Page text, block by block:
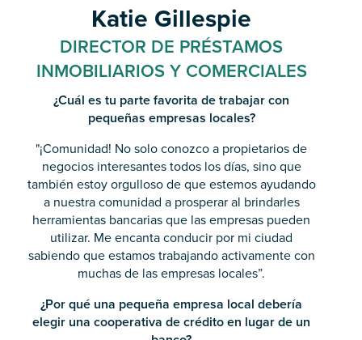
Katie Gillespie
DIRECTOR DE PRÉSTAMOS
INMOBILIARIOS Y COMERCIALES
¿Cuál es tu parte favorita de trabajar con
pequeñas empresas locales?
"¡Comunidad! No solo conozco a propietarios de
negocios interesantes todos los días, sino que
también estoy orgulloso de que estemos ayudando
a nuestra comunidad a prosperar al brindarles
herramientas bancarias que las empresas pueden
utilizar. Me encanta conducir por mi ciudad
sabiendo que estamos trabajando activamente con
muchas de las empresas locales”.
¿Por qué una pequeña empresa local debería
elegir una cooperativa de crédito en lugar de un